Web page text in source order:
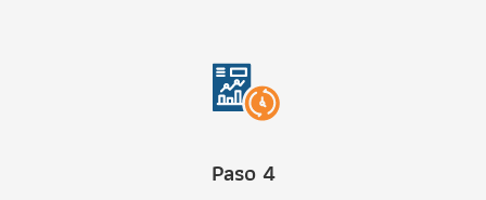
Paso 4